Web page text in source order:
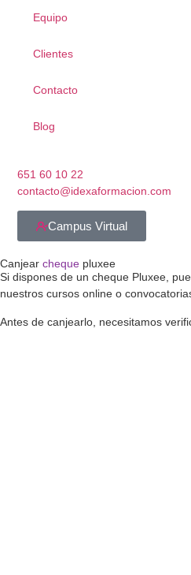
Equipo
Clientes
Contacto
Blog
651 60 10 22
contacto@idexaformacion.com
Campus Virtual
Canjear cheque pluxee
Si dispones de un cheque Pluxee,
nuestros cursos online o
Antes de canjearlo, necesitamos